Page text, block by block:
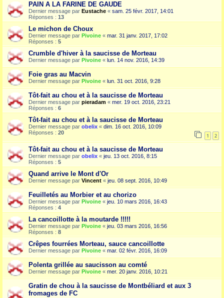
PAIN A LA FARINE DE GAUDE
Dernier message par Eustache « sam. 25 févr. 2017, 14:01
Réponses : 13
Le michon de Choux
Dernier message par Pivoine « mar. 31 janv. 2017, 17:02
Réponses : 5
Crumble d'hiver à la saucisse de Morteau
Dernier message par Pivoine « lun. 14 nov. 2016, 14:39
Foie gras au Macvin
Dernier message par Pivoine « lun. 31 oct. 2016, 9:28
Tôt-fait au chou et à la saucisse de Morteau
Dernier message par pieradam « mer. 19 oct. 2016, 23:21
Réponses : 6
Tôt-fait au chou et à la saucisse de Morteau
Dernier message par obelix « dim. 16 oct. 2016, 10:09
Réponses : 20 1 2
Tôt-fait au chou et à la saucisse de Morteau
Dernier message par obelix « jeu. 13 oct. 2016, 8:15
Réponses : 5
Quand arrive le Mont d'Or
Dernier message par Vincent « jeu. 08 sept. 2016, 10:49
Feuilletés au Morbier et au chorizo
Dernier message par Pivoine « jeu. 10 mars 2016, 16:43
Réponses : 4
La cancoillotte à la moutarde !!!!!
Dernier message par Pivoine « jeu. 03 mars 2016, 16:56
Réponses : 8
Crêpes fourrées Morteau, sauce cancoillotte
Dernier message par Pivoine « mar. 02 févr. 2016, 16:09
Polenta grillée au saucisson au comté
Dernier message par Pivoine « mer. 20 janv. 2016, 10:21
Gratin de chou à la saucisse de Montbéliard et aux 3
fromages de FC